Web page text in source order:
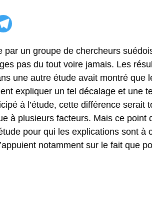
par un groupe de chercheurs
pas du tout voire jamais. Les
une autre étude avait montré que
expliquer un tel décalage et une
à l’étude, cette différence serait
à plusieurs facteurs. Mais ce
pour qui les explications sont à
notamment sur le fait que